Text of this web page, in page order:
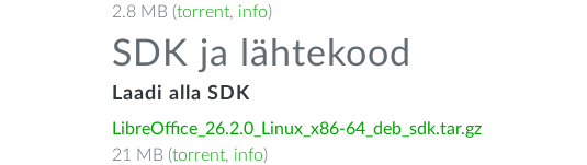
2.8 MB (torrent, info)
SDK ja lähtekood
Laadi alla SDK
LibreOffice_26.2.0_Linux_x86-64_deb_sdk.tar.gz
21 MB (torrent, info)